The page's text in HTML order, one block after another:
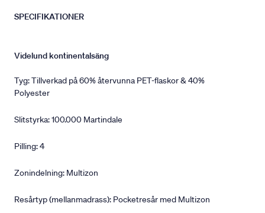
SPECIFIKATIONER
Videlund kontinentalsäng
Tyg: Tillverkad på 60% återvunna PET-flaskor & 40%
Polyester
Slitstyrka: 100.000 Martindale
Pilling: 4
Zonindelning: Multizon
Resårtyp (mellanmadrass): Pocketresår med Multizon